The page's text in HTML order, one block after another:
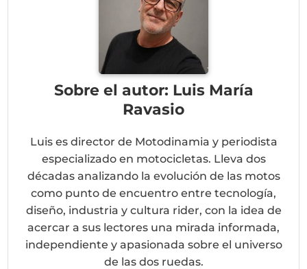
Sobre el autor: Luis María
Ravasio
Luis es director de Motodinamia y periodista
especializado en motocicletas. Lleva dos
décadas analizando la evolución de las motos
como punto de encuentro entre tecnología,
diseño, industria y cultura rider, con la idea de
acercar a sus lectores una mirada informada,
independiente y apasionada sobre el universo
de las dos ruedas.